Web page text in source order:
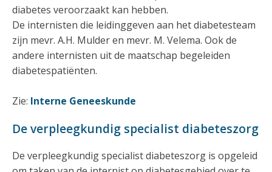
diabetes veroorzaakt kan hebben.
De internisten die leidinggeven aan het diabetesteam
zijn mevr. A.H. Mulder en mevr. M. Velema. Ook de
andere internisten uit de maatschap begeleiden
diabetespatiënten.
Zie: Interne Geneeskunde
De verpleegkundig specialist diabeteszorg
De verpleegkundig specialist diabeteszorg is opgeleid